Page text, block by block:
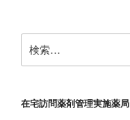
ン
索:
在宅訪問薬剤管理実施薬局